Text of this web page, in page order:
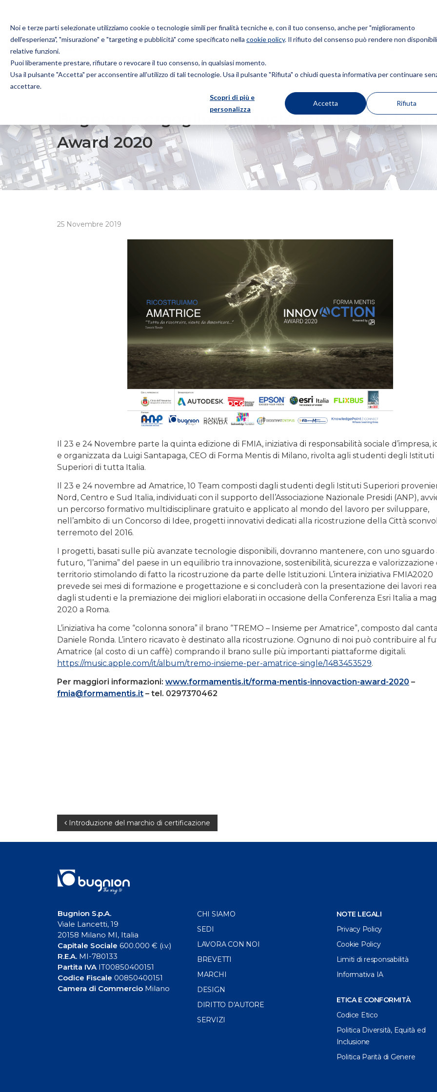
Noi e terze parti selezionate utilizziamo cookie o tecnologie simili per finalità tecniche e, con il tuo consenso, anche per "miglioramento
dell'esperienza", "misurazione" e "targeting e pubblicità" come specificato nella cookie policy. Il rifiuto del consenso può rendere non
relative funzioni.
Puoi liberamente prestare, rifiutare o revocare il tuo consenso, in qualsiasi momento.
Usa il pulsante "Accetta" per acconsentire all'utilizzo di tali tecnologie. Usa il pulsante "Rifiuta" o chiudi questa informativa per continuare
accettare.
Scopri di più e
personalizza
Accetta Rifiuta
Bugnion
The
Diritto
BUGNION È ORGOGLIOSA DI SOSTENERE FORMA MENTIS INNOVACTION AWARD 2020
Bugnion è orgogliosa di sostenere Forma
Award 2020
25 Novembre 2019
Il 23 e 24 Novembre parte la quinta edizione di FMIA, iniziativa di responsabilità sociale d’impresa,
e organizzata da Luigi Santapaga, CEO di Forma Mentis di Milano, rivolta agli studenti degli Istituti
Superiori di tutta Italia.
Il 23 e 24 novembre ad Amatrice, 10 Team composti dagli studenti degli Istituti Superiori
Nord, Centro e Sud Italia, individuati con il supporto dell’Associazione Nazionale Presidi (ANP),
un percorso formativo multidisciplinare gratuito e applicato al mondo del lavoro per sviluppare,
nell’ambito di un Concorso di Idee, progetti innovativi dedicati alla ricostruzione della Città
terremoto del 2016.
I progetti, basati sulle più avanzate tecnologie disponibili, dovranno mantenere, con uno sguardo
futuro, “l’anima” del paese in un equilibrio tra innovazione, sostenibilità, sicurezza e valorizzazione
territorio stimolando di fatto la ricostruzione da parte delle Istituzioni. L’intera iniziativa FMIA2020
prevede sei mesi di formazione e progettazione e si concluderà con la presentazione dei lavori
dagli studenti e la premiazione dei migliori elaborati in occasione della Conferenza Esri Italia a
2020 a Roma.
L’iniziativa ha come “colonna sonora” il brano “TREMO – Insieme per Amatrice”, composto dal
Daniele Ronda. L’intero ricavato è destinato alla ricostruzione. Ognuno di noi può contribuire al
Amatrice (al costo di un caffè) comprando il brano sulle più importanti piattaforme digitali.
https://music.apple.com/it/album/tremo-insieme-per-amatrice-single/1483453529.
Per maggiori informazioni: www.formamentis.it/forma-mentis-innovaction-award-2020 –
fmia@formamentis.it – tel. 0297370462
Navigazione
articoli
Introduzione del marchio di certificazione
Bugnion S.p.A.
Viale Lancetti, 19
20158 Milano MI, Italia
Capitale Sociale 600.000 € (i.v.)
R.E.A. MI-780133
Partita IVAIT00850400151
Codice Fiscale 00850400151
Camera di Commercio Milano
CHI SIAMO
SEDI
LAVORA CON NOI
BREVETTI
MARCHI
DESIGN
DIRITTO D’AUTORE
SERVIZI
NOTE LEGALI
Privacy Policy
Cookie Policy
Limiti di responsabilità
Informativa IA
ETICA E CONFORMITÀ
Codice Etico
Politica Diversità, Equità ed
Inclusione
Politica Parità di Genere